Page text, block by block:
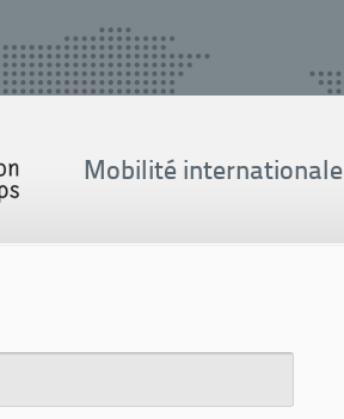
Mobilité internationale